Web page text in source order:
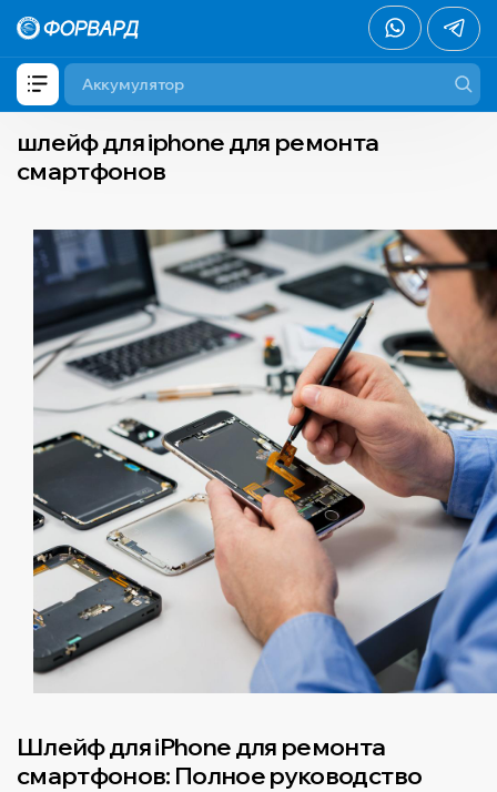
шлейф для iphone для ремонта
смартфонов
Шлейф для iPhone для ремонта
смартфонов: Полное руководство